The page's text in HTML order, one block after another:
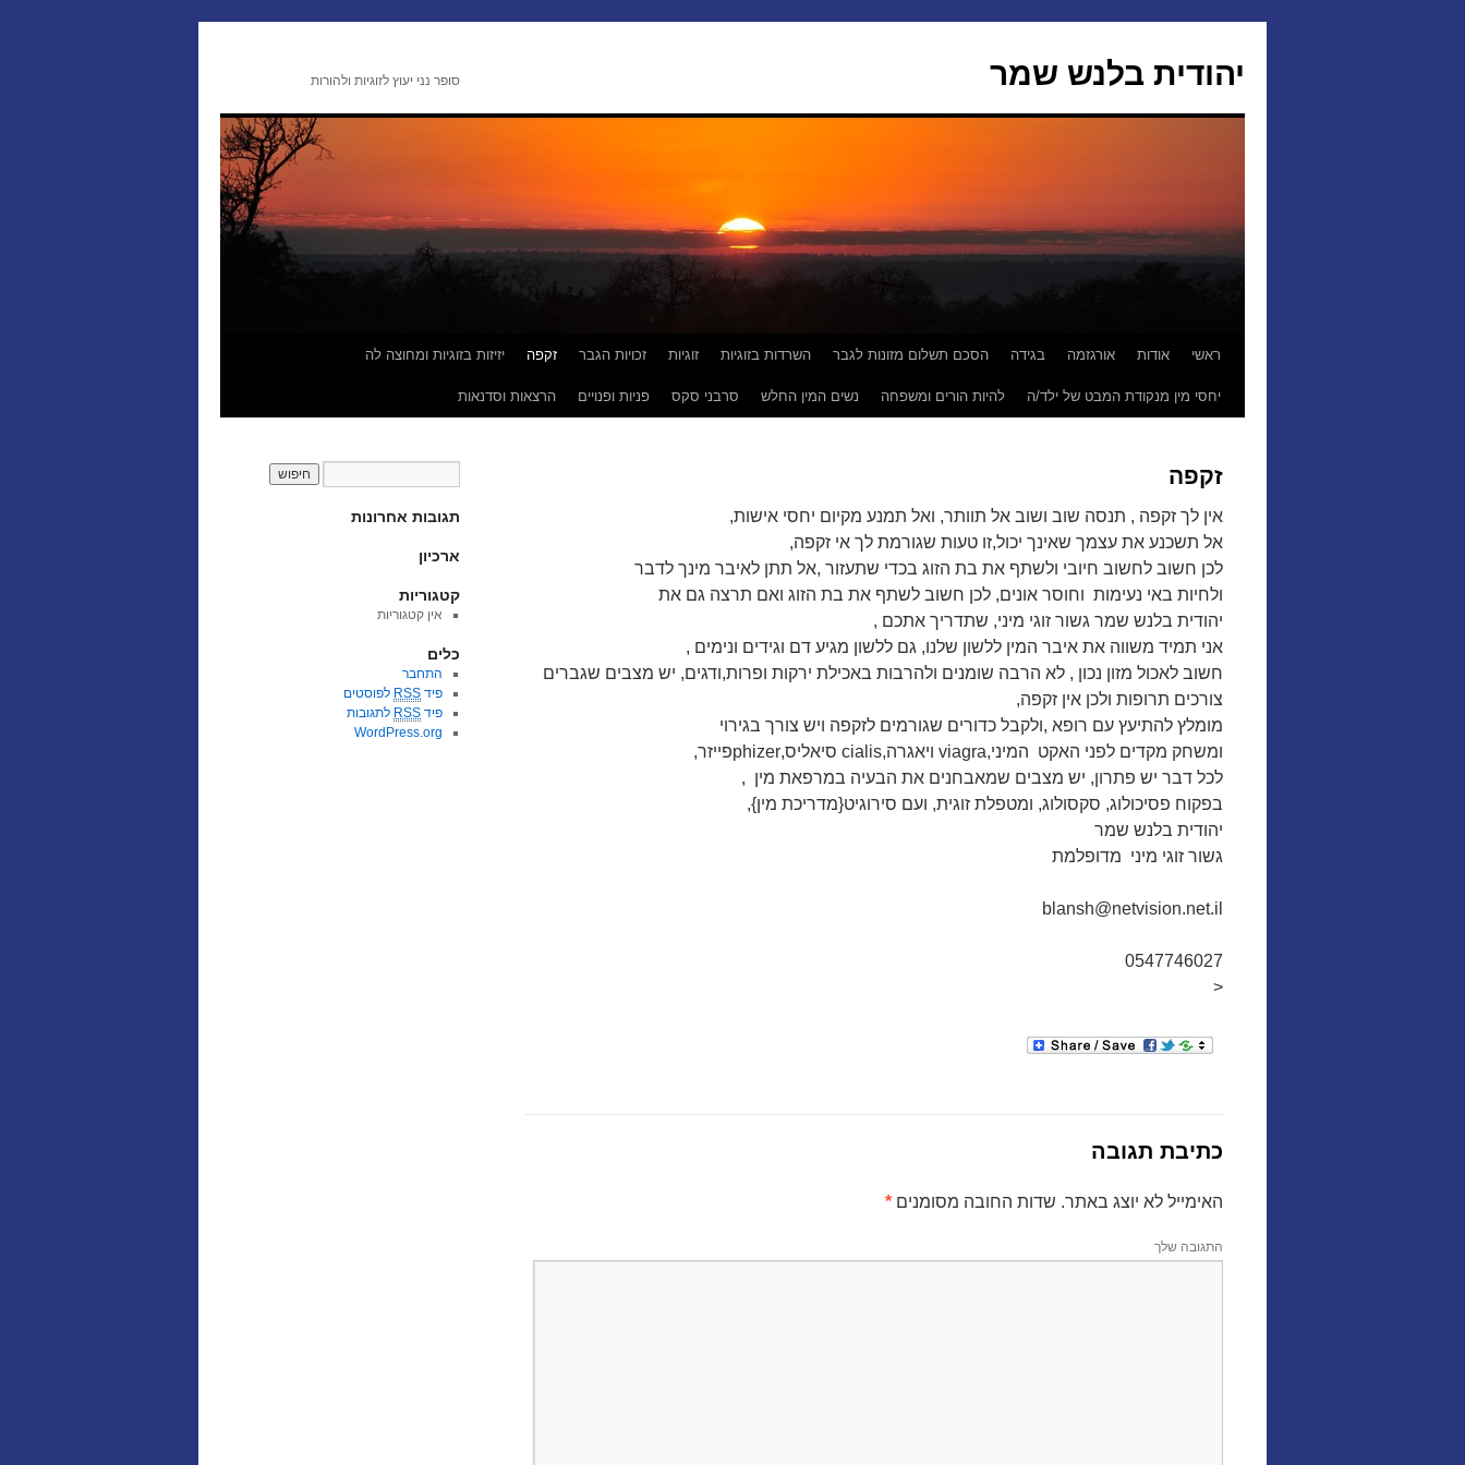
יהודית בלנש שמר סופר נני יעוץ לזוגיות ולהורות
לדלג
לתוכן
ראשי אודות אורגזמה בגידה הסכם תשלום מזונות לגבר השרדות בזוגיות זוגיות זכויות הגבר זקפה יזיזות בזוגיות ומחוצה לה
יחסי מין מנקודת המבט של ילד/ה להיות הורים ומשפחה נשים המין החלש סרבני סקס פניות ופנויים הרצאות וסדנאות
זקפה
אין לך זקפה , תנסה שוב ושוב אל תוותר, ואל תמנע מקיום יחסי אישות,
אל תשכנע את עצמך שאינך יכול,זו טעות שגורמת לך אי זקפה,
לכן חשוב לחשוב חיובי ולשתף את בת הזוג בכדי שתעזור ,אל תתן לאיבר מינך לדבר
ולחיות באי נעימות וחוסר אונים, לכן חשוב לשתף את בת הזוג ואם תרצה גם את
יהודית בלנש שמר גשור זוגי מיני, שתדריך אתכם ,
אני תמיד משווה את איבר המין ללשון שלנו, גם ללשון מגיע דם וגידים ונימים ,
חשוב לאכול מזון נכון , לא הרבה שומנים ולהרבות באכילת ירקות ופרות,ודגים, יש מצבים שגברים
צורכים תרופות ולכן אין זקפה,
מומלץ להתיעץ עם רופא ,ולקבל כדורים שגורמים לזקפה ויש צורך בגירוי
ומשחק מקדים לפני האקט המיני,viagra ויאגרה,cialis סיאליס,phizerפייזר,
לכל דבר יש פתרון, יש מצבים שמאבחנים את הבעיה במרפאת מין ,
בפקוח פסיכולוג, סקסולוג, ומטפלת זוגית, ועם סירוגיט{מדריכת מין},
יהודית בלנש שמר
גשור זוגי מיני מדופלמת
blansh@netvision.net.il
0547746027
<
כתיבת תגובה
האימייל לא יוצג באתר. שדות החובה מסומנים *
התגובה שלך
תגובות אחרונות
ארכיון
קטגוריות
אין קטגוריות
כלים
התחבר
פיד RSS לפוסטים
פיד RSS לתגובות
WordPress.org